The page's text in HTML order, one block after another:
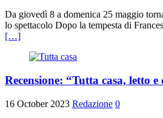
Da giovedì 8 a domenica 25 maggio
lo spettacolo Dopo la tempesta di
[…]
Recensione: “Tutta casa, letto e
16 October 2023 Redazione 0